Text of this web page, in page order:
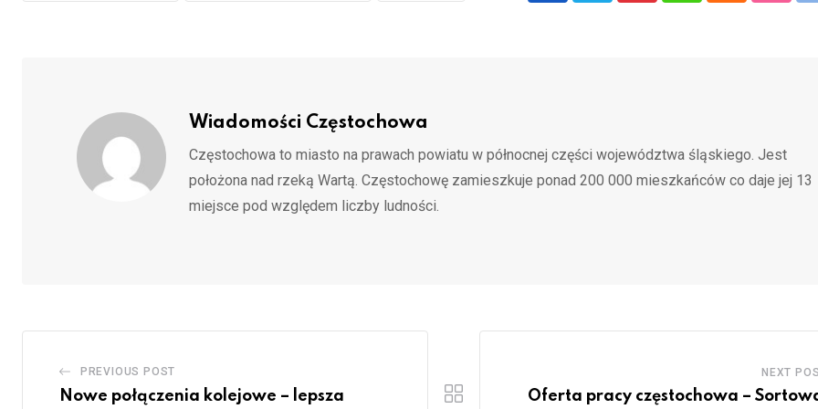
Wiadomości Częstochowa
Częstochowa to miasto na prawach powiatu w północnej części województwa śląskiego. Jest
położona nad rzeką Wartą. Częstochowę zamieszkuje ponad 200 000 mieszkańców co daje jej 13
miejsce pod względem liczby ludności.
PREVIOUS POST
Nowe połączenia kolejowe – lepsza
NEXT
Oferta pracy częstochowa –